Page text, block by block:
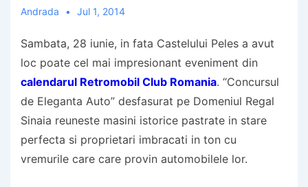
Andrada Jul 1, 2014
Sambata, 28 iunie, in fata Castelului Peles a avut
loc poate cel mai impresionant eveniment din
calendarul Retromobil Club Romania. “Concursul
de Eleganta Auto” desfasurat pe Domeniul Regal
Sinaia reuneste masini istorice pastrate in stare
perfecta si proprietari imbracati in ton cu
vremurile care care provin automobilele lor.